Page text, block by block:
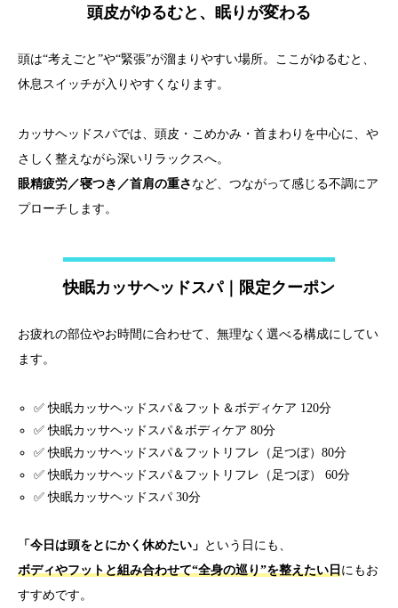
頭皮がゆるむと、眠りが変わる
頭は“考えごと”や“緊張”が溜まりやすい場所。ここがゆるむと、
休息スイッチが入りやすくなります。
カッサヘッドスパでは、頭皮・こめかみ・首まわりを中心に、や
さしく整えながら深いリラックスへ。
眼精疲労／寝つき／首肩の重さ など、つながって感じる不調にア
プローチします。
快眠カッサヘッドスパ｜限定クーポン
お疲れの部位やお時間に合わせて、無理なく選べる構成にしてい
ます。
✅ 快眠カッサヘッドスパ＆フット＆ボディケア 120分
✅ 快眠カッサヘッドスパ＆ボディケア 80分
✅ 快眠カッサヘッドスパ＆フットリフレ（足つぼ）80分
✅ 快眠カッサヘッドスパ＆フットリフレ（足つぼ） 60分
✅ 快眠カッサヘッドスパ 30分
「今日は頭をとにかく休めたい」 という日にも、
ボディやフットと組み合わせて“全身の巡り”を整えたい日にもお
すすめです。